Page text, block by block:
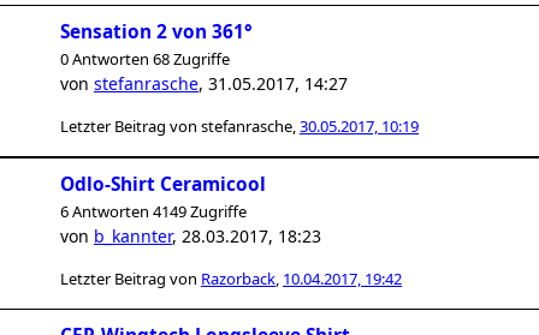
Sensation 2 von 361°
0 Antworten 68 Zugriffe
von stefanrasche, 31.05.2017, 14:27
Letzter Beitrag von stefanrasche,30.05.2017, 10:19
Odlo-Shirt Ceramicool
6 Antworten 4149 Zugriffe
von b_kannter, 28.03.2017, 18:23
Letzter Beitrag von Razorback, 10.04.2017, 19:42